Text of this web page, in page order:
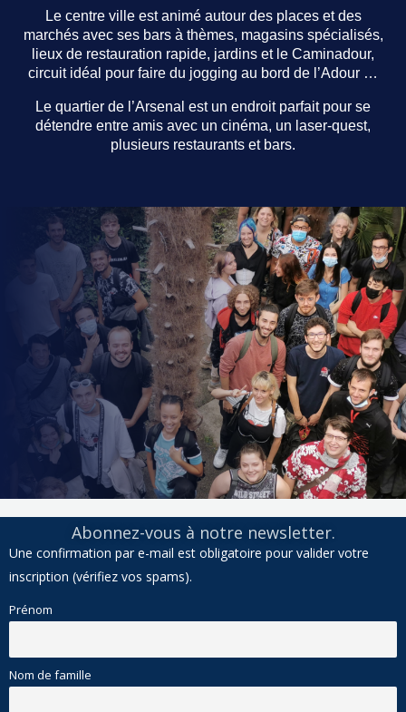
Le centre ville est animé autour des places et des
marchés avec ses bars à thèmes, magasins spécialisés,
lieux de restauration rapide, jardins et le Caminadour,
circuit idéal pour faire du jogging au bord de l’Adour …
Le quartier de l’Arsenal est un endroit parfait pour se
détendre entre amis avec un cinéma, un laser-quest,
plusieurs restaurants et bars.
Abonnez-vous à notre newsletter.
Une confirmation par e-mail est obligatoire pour valider votre
inscription (vérifiez vos spams).
Prénom
Nom de famille